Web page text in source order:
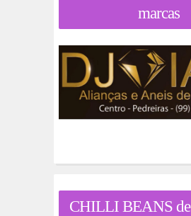
marcas
CHILLI BEANS de